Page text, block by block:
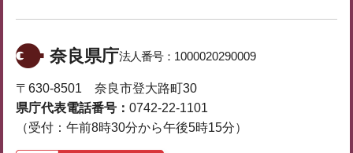
奈良県庁法人番号： 1000020290009
〒630-8501 奈良市登大路町30
県庁代表電話番号： 0742-22-1101
（受付：午前8時30分から午後5時15分）